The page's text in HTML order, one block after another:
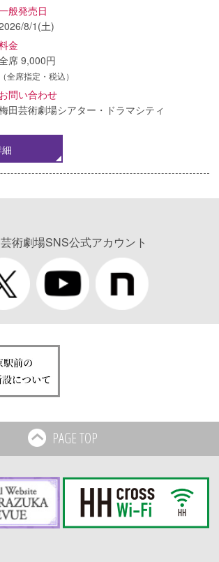
般発売日
8/1(土)
金
席 9,000円
（全席指定・税込）
お問い合わせ
田芸術劇場シアター・ドラマシティ
術劇場SNS公式アカウント
PAGE TOP